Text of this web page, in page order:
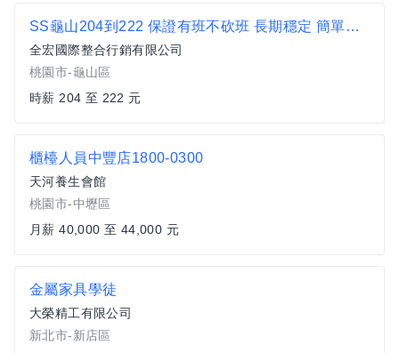
SS龜山204到222 保證有班不砍班 長期穩定 簡單數字理貨 可隔日匯款全薪
全宏國際整合行銷有限公司
桃園市-龜山區
時薪 204 至 222 元
櫃檯人員中豐店1800-0300
天河養生會館
桃園市-中壢區
月薪 40,000 至 44,000 元
金屬家具學徒
大榮精工有限公司
新北市-新店區